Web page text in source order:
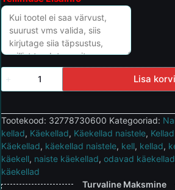
Lisa korvi
Tootekood: 32778730600 Kategooriad:
kellad, Käekellad, Käekellad naistele, Kellad
Käekellad, käekellad naistele, kell, kellad,
käekell, naiste käekellad, odavad käekellad
käekellad
Turvaline Maksmine